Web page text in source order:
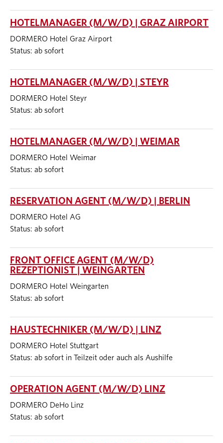
HOTELMANAGER (M/W/D) | GRAZ AIRPORT
DORMERO Hotel Graz Airport
Status: ab sofort
HOTELMANAGER (M/W/D) | STEYR
DORMERO Hotel Steyr
Status: ab sofort
HOTELMANAGER (M/W/D) | WEIMAR
DORMERO Hotel Weimar
Status: ab sofort
RESERVATION AGENT (M/W/D) | BERLIN
DORMERO Hotel AG
Status: ab sofort
FRONT OFFICE AGENT (M/W/D)
REZEPTIONIST | WEINGARTEN
DORMERO Hotel Weingarten
Status: ab sofort
HAUSTECHNIKER (M/W/D) | LINZ
DORMERO Hotel Stuttgart
Status: ab sofort in Teilzeit oder auch als Aushilfe
OPERATION AGENT (M/W/D) LINZ
DORMERO DeHo Linz
Status: ab sofort